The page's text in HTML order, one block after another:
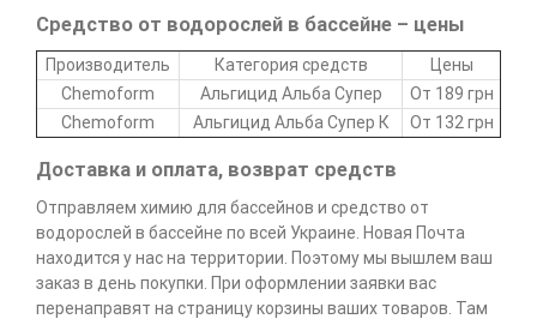
Средство от водорослей в бассейне – цены
Производитель Категория средств
Цены
Chemoform
Альгицид Альба Супер
От 189 грн
Chemoform
Альгицид Альба Супер К От 132 грн
Доставка и оплата, возврат средств
Отправляем химию для бассейнов и средство от
водорослей в бассейне по всей Украине. Новая Почта
находится у нас на территории. Поэтому мы вышлем ваш
заказ в день покупки. При оформлении заявки вас
перенаправят на страницу корзины ваших товаров. Там